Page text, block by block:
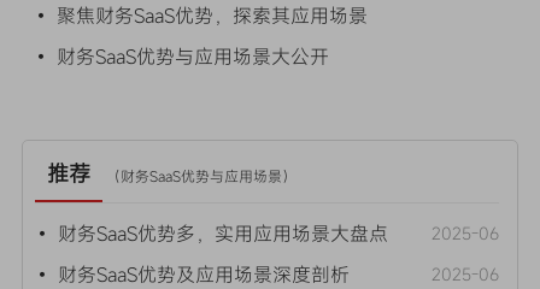
• 聚焦财务SaaS优势，探索其应用场景
• 财务SaaS优势与应用场景大公开
推荐 （财务SaaS优势与应用场景）
• 财务SaaS优势多，实用应用场景大盘点 2025-06
• 财务SaaS优势及应用场景深度剖析 2025-06